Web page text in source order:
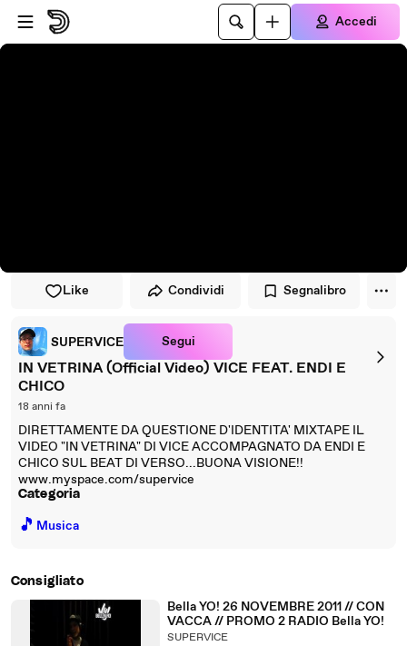
Vai al lettore
Passa al contenuto principale
Accedi
Like Condividi Segnalibro
SUPERVICE Segui
IN VETRINA (Official Video) VICE FEAT. ENDI E
CHICO
18 anni fa
DIRETTAMENTE DA QUESTIONE D'IDENTITA' MIXTAPE IL
VIDEO "IN VETRINA" DI VICE ACCOMPAGNATO DA ENDI E
CHICO SUL BEAT DI VERSO...BUONA VISIONE!!
www.myspace.com/supervice
Categoria
🎵 Musica
Consigliato
Bella YO! 26 NOVEMBRE 2011 // CON
VACCA // PROMO 2 RADIO Bella YO!
SUPERVICE